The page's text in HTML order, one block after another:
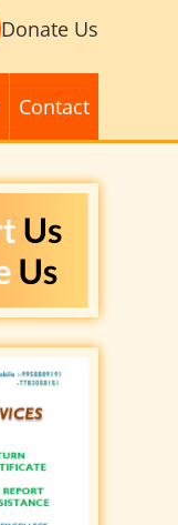
Donate Us
Contact